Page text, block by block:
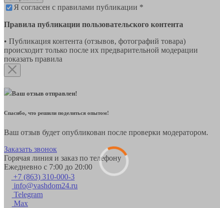
Я согласен с правилами публикации *
Правила публикации пользовательского контента
• Публикация контента (отзывов, фотографий товара)
происходит только после их предварительной модерации
показать правила
Ваш отзыв отправлен!
Спасибо, что решили поделиться опытом!
Ваш отзыв будет опубликован после проверки модератором.
Заказать звонок
Горячая линия и заказ по телефону
Ежедневно с 7:00 до 20:00
+7 (863) 310-000-3
info@vashdom24.ru
Telegram
Max